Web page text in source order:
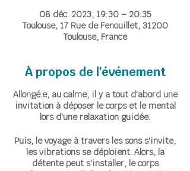
08 déc. 2023, 19:30 – 20:35
Toulouse, 17 Rue de Fenouillet, 31200
Toulouse, France
À propos de l'événement
Allongé.e, au calme, il y a tout d'abord une
invitation à déposer le corps et le mental
lors d'une relaxation guidée.
Puis, le voyage à travers les sons s'invite,
les vibrations se déploient. Alors, la
détente peut s'installer, le corps